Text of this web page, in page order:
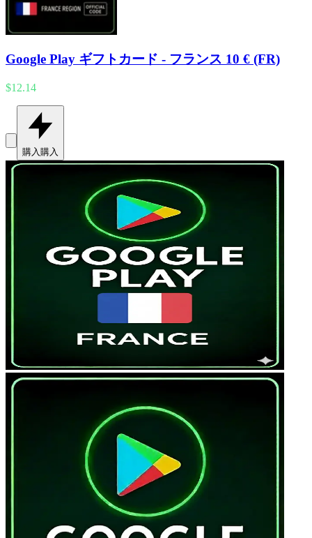
Google Play ギフトカード - フランス 10 € (FR)
$12.14
購入購入